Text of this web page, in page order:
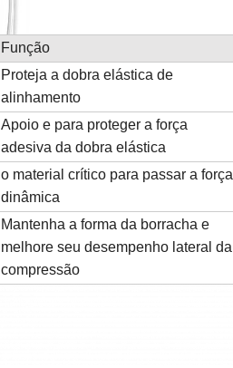
Função
Proteja a dobra elástica de
alinhamento
Apoio e para proteger a força
adesiva da dobra elástica
o material crítico para passar a força
dinâmica
Mantenha a forma da borracha e
melhore seu desempenho lateral da
compressão